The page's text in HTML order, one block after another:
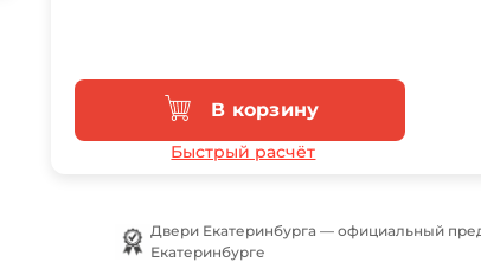
В корзину
Быстрый расчёт
Двери Екатеринбурга — официальный
Екатеринбурге